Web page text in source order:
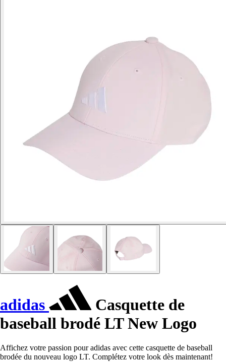
adidas
Casquette de
baseball brodé LT New Logo
Affichez votre passion pour adidas avec cette casquette de baseball
brodée du nouveau logo LT. Complétez votre look dès maintenant!